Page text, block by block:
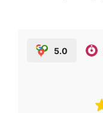
5.0